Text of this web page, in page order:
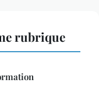
rubrique